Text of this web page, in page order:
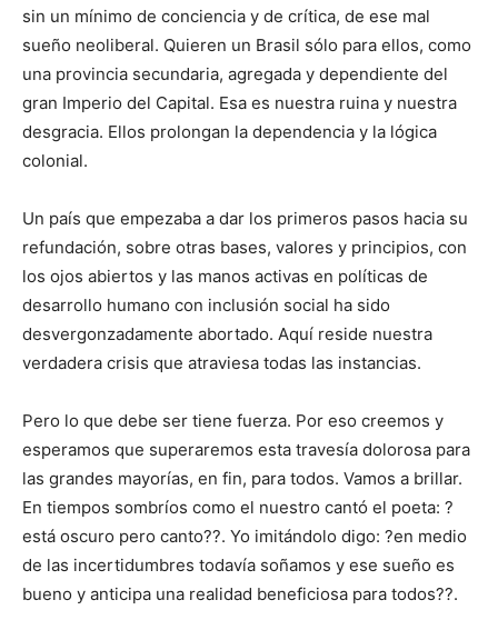
sin un mínimo de conciencia y de crítica, de ese mal
sueño neoliberal. Quieren un Brasil sólo para ellos, como
una provincia secundaria, agregada y dependiente del
gran Imperio del Capital. Esa es nuestra ruina y nuestra
desgracia. Ellos prolongan la dependencia y la lógica
colonial.
Un país que empezaba a dar los primeros pasos hacia su
refundación, sobre otras bases, valores y principios, con
los ojos abiertos y las manos activas en políticas de
desarrollo humano con inclusión social ha sido
desvergonzadamente abortado. Aquí reside nuestra
verdadera crisis que atraviesa todas las instancias.
Pero lo que debe ser tiene fuerza. Por eso creemos y
esperamos que superaremos esta travesía dolorosa para
las grandes mayorías, en fin, para todos. Vamos a brillar.
En tiempos sombríos como el nuestro cantó el poeta: ?
está oscuro pero canto??. Yo imitándolo digo: ?en medio
de las incertidumbres todavía soñamos y ese sueño es
bueno y anticipa una realidad beneficiosa para todos??.